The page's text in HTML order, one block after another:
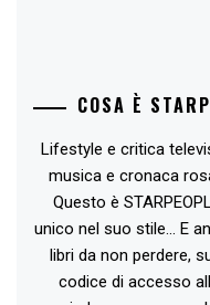
COSA È
Lifestyle e critica
musica e cronaca
Questo è
unico nel suo stile... E
libri da non perdere,
codice di accesso